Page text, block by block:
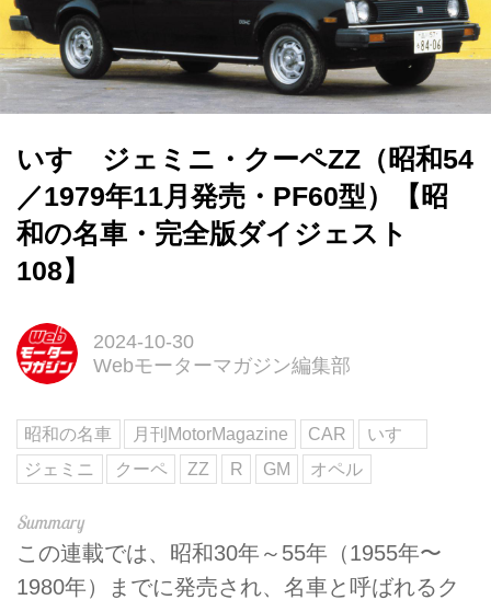
いすゞジェミニ・クーペZZ（昭和54
／1979年11月発売・PF60型）【昭
和の名車・完全版ダイジェスト
108】
2024-10-30
Webモーターマガジン編集部
昭和の名車 月刊MotorMagazine CAR
いすゞ
ジェミニ
クーペ ZZ R GM オペル
この連載では、昭和30年～55年（1955年〜
1980年）までに発売され、名車と呼ばれるク